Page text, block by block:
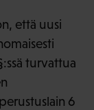
että uusi
turvattua
6